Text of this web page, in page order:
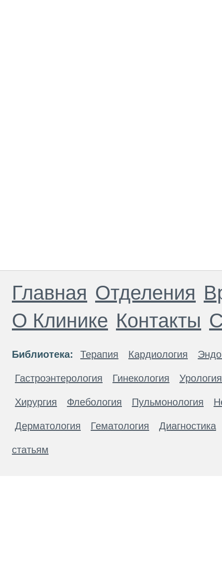
Главная Отделения
О Клинике Контакты
Библиотека: Терапия Кардиология
Гастроэнтерология Гинекология Урология
Хирургия Флебология Пульмонология
Дерматология Гематология Диагностика
статьям